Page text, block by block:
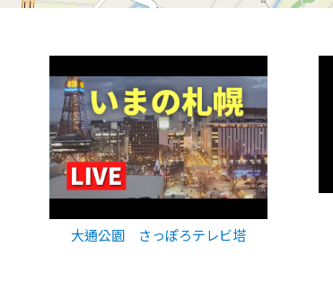
大通公園 さっぽろテレビ塔